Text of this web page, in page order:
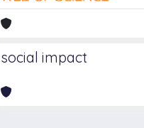
social impact